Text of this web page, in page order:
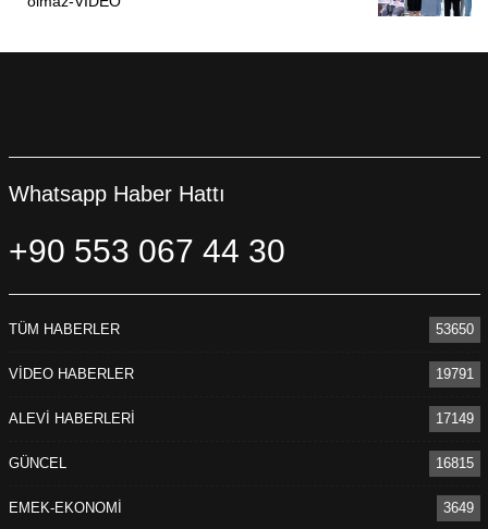
Whatsapp Haber Hattı
+90 553 067 44 30
TÜM HABERLER 53650
VİDEO HABERLER 19791
ALEVİ HABERLERİ 17149
GÜNCEL 16815
EMEK-EKONOMİ 3649